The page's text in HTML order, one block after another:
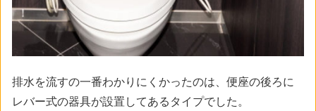
排水を流すの一番わかりにくかったのは、便座の後ろに
レバー式の器具が設置してあるタイプでした。